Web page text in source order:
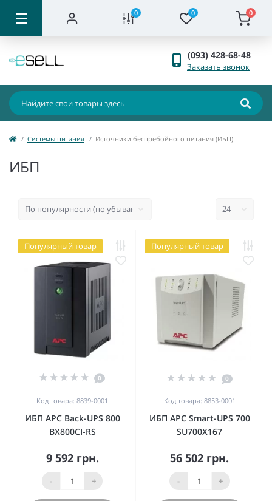
0 0 0
(093) 428-68-48
Заказать звонок
Системы питания Источники беспребойного питания (ИБП)
ИБП
Популярный товар
0
Код товара: 8839-0001
ИБП APC Back-UPS 800
BX800CI-RS
9 592 грн.
- +
Популярный товар
0
Код товара: 8853-0001
ИБП APC Smart-UPS 700
SU700X167
56 502 грн.
- +